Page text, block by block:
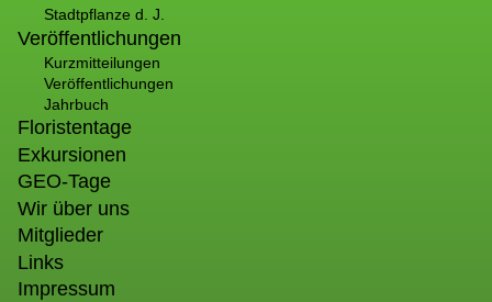
Stadtpflanze d. J.
Veröffentlichungen
Kurzmitteilungen
Veröffentlichungen
Jahrbuch
Floristentage
Exkursionen
GEO-Tage
Wir über uns
Mitglieder
Links
Impressum